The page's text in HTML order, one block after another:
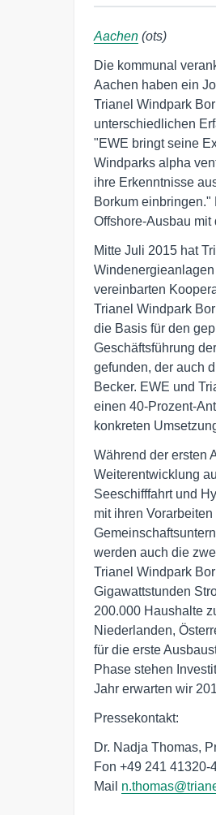
Aachen (ots)
Die kommunal
Aachen haben ein
Trianel Windpark
unterschiedlichen
"EWE bringt seine
Windparks alpha
ihre Erkenntnisse
Borkum
Offshore-Ausbau
Mitte Juli 2015 hat
vereinbarten
Trianel Windpark
die Basis für den
Geschäftsführung
gefunden, der auch
Becker. EWE und
einen 40-Prozent-
konkreten
Während der ersten
Weiterentwicklung
Seeschifffahrt und
mit ihren
werden auch die
Trianel Windpark
Gigawattstunden
200.000 Haushalte
Niederlanden,
für die erste
Phase stehen
Jahr erwarten wir
Pressekontakt:
Dr. Nadja Thomas,
Fon +49 241 41320-
Mail